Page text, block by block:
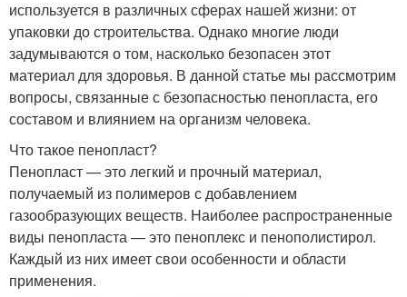
используется в различных сферах нашей жизни: от
упаковки до строительства. Однако многие люди
задумываются о том, насколько безопасен этот
материал для здоровья. В данной статье мы рассмотрим
вопросы, связанные с безопасностью пенопласта, его
составом и влиянием на организм человека.
Что такое пенопласт?
Пенопласт — это легкий и прочный материал,
получаемый из полимеров с добавлением
газообразующих веществ. Наиболее распространенные
виды пенопласта — это пеноплекс и пенополистирол.
Каждый из них имеет свои особенности и области
применения.